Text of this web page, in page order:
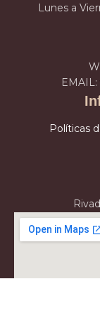
Lunes a
EMAIL:
Políticas